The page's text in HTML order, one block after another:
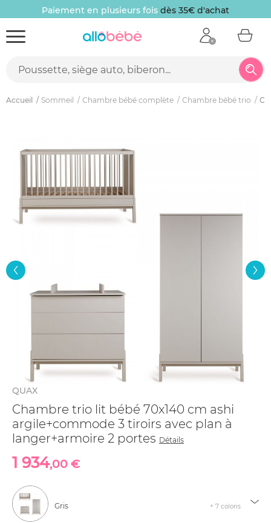
Paiement en plusieurs fois dès 35€ d'achat
Accueil Sommeil Chambre bébé complète Chambre bébé trio
QUAX
Chambre trio lit bébé 70x140 cm ashi
argile+commode 3 tiroirs avec plan à
langer+armoire 2 portes Détails
1 934,00 €
Gris + 7 coloris